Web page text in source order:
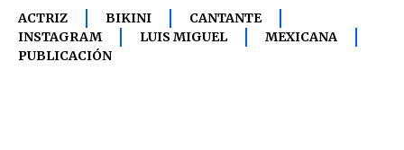
ACTRIZ
BIKINI
CANTANTE
INSTAGRAM
LUIS MIGUEL
MEXICANA
PUBLICACIÓN